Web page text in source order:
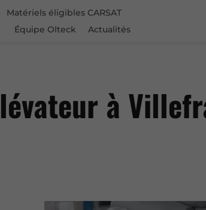
Matériels éligibles CARSAT
Équipe Olteck Actualités
à